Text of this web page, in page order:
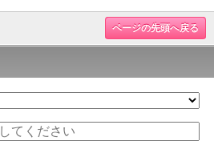
ページの先頭へ戻る